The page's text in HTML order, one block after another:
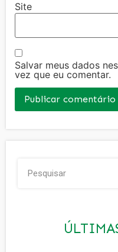
Site
Salvar meus dados
vez que eu comentar.